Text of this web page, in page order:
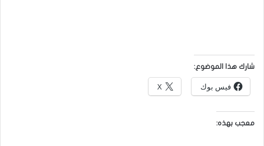
شارك هذا الموضوع:
فيس بوك X
معجب بهذه: